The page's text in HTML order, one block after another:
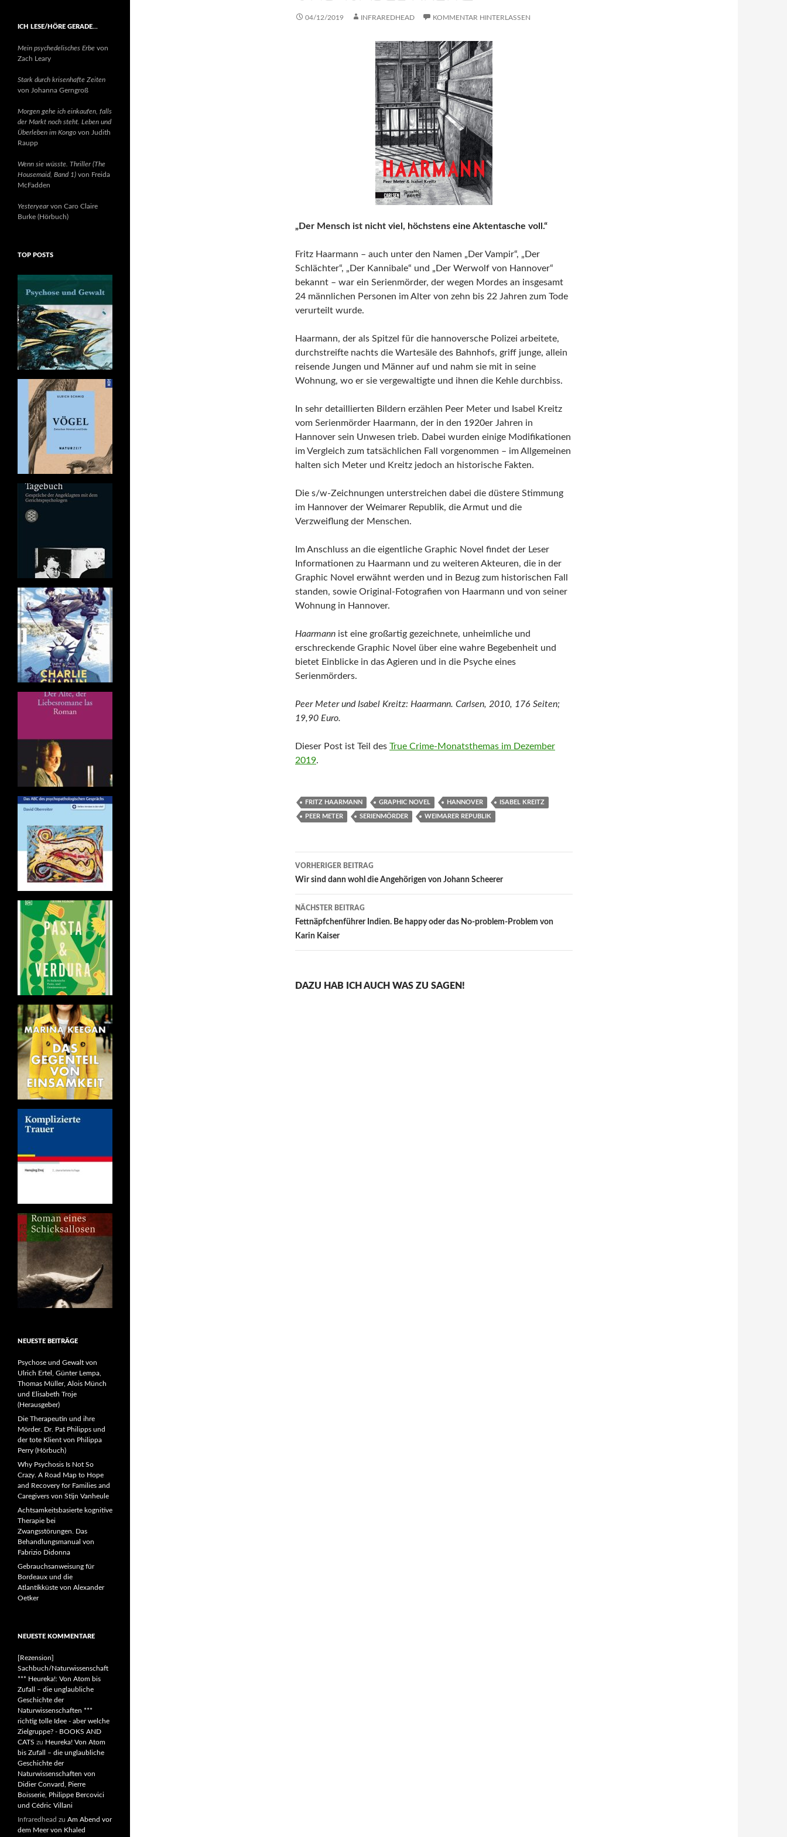
04/12/2019 INFRAREDHEAD KOMMENTAR HINTERLASSEN
„Der Mensch ist nicht viel, höchstens eine Aktentasche voll.“
Fritz Haarmann – auch unter den Namen „Der Vampir“, „Der
Schlächter“, „Der Kannibale“ und „Der Werwolf von Hannover“
bekannt – war ein Serienmörder, der wegen Mordes an insgesamt
24 männlichen Personen im Alter von zehn bis 22 Jahren zum Tode
verurteilt wurde.
Haarmann, der als Spitzel für die hannoversche Polizei arbeitete,
durchstreifte nachts die Wartesäle des Bahnhofs, griff junge, allein
reisende Jungen und Männer auf und nahm sie mit in seine
Wohnung, wo er sie vergewaltigte und ihnen die Kehle durchbiss.
In sehr detaillierten Bildern erzählen Peer Meter und Isabel Kreitz
vom Serienmörder Haarmann, der in den 1920er Jahren in
Hannover sein Unwesen trieb. Dabei wurden einige Modifikationen
im Vergleich zum tatsächlichen Fall vorgenommen – im Allgemeinen
halten sich Meter und Kreitz jedoch an historische Fakten.
Die s/w-Zeichnungen unterstreichen dabei die düstere Stimmung
im Hannover der Weimarer Republik, die Armut und die
Verzweiflung der Menschen.
Im Anschluss an die eigentliche Graphic Novel findet der Leser
Informationen zu Haarmann und zu weiteren Akteuren, die in der
Graphic Novel erwähnt werden und in Bezug zum historischen Fall
standen, sowie Original-Fotografien von Haarmann und von seiner
Wohnung in Hannover.
Haarmann ist eine großartig gezeichnete, unheimliche und
erschreckende Graphic Novel über eine wahre Begebenheit und
bietet Einblicke in das Agieren und in die Psyche eines
Serienmörders.
Peer Meter und Isabel Kreitz: Haarmann. Carlsen, 2010, 176 Seiten;
19,90 Euro.
Dieser Post ist Teil des True Crime-Monatsthemas im Dezember
2019.
FRITZ HAARMANN GRAPHIC NOVEL HANNOVER ISABEL KREITZ
PEER METER SERIENMÖRDER WEIMARER REPUBLIK
Beitragsnavigation
VORHERIGER BEITRAG
Wir sind dann wohl die Angehörigen von Johann Scheerer
NÄCHSTER BEITRAG
Fettnäpfchenführer Indien. Be happy oder das No-problem-Problem von
Karin Kaiser
DAZU HAB ICH AUCH WAS ZU SAGEN!
ICH LESE/HÖRE GERADE…
Mein psychedelisches Erbe von
Zach Leary
Stark durch krisenhafte Zeiten
von Johanna Gerngroß
Morgen gehe ich einkaufen, falls
der Markt noch steht. Leben und
Überleben im Kongo von Judith
Raupp
Wenn sie wüsste. Thriller (The
Housemaid, Band 1) von Freida
McFadden
Yesteryearvon Caro Claire
Burke (Hörbuch)
TOP POSTS
NEUESTE BEITRÄGE
Psychose und Gewalt von
Ulrich Ertel, Günter Lempa,
Thomas Müller, Alois Münch
und Elisabeth Troje
(Herausgeber)
Die Therapeutin und ihre
Mörder. Dr. Pat Philipps und
der tote Klient von Philippa
Perry (Hörbuch)
Why Psychosis Is Not So
Crazy. A Road Map to Hope
and Recovery for Families and
Caregivers von Stijn Vanheule
Achtsamkeitsbasierte kognitive
Therapie bei
Zwangsstörungen. Das
Behandlungsmanual von
Fabrizio Didonna
Gebrauchsanweisung für
Bordeaux und die
Atlantikküste von Alexander
Oetker
NEUESTE KOMMENTARE
[Rezension]
Sachbuch/Naturwissenschaft
*** Heureka!: Von Atom bis
Zufall – die unglaubliche
Geschichte der
Naturwissenschaften ***
richtig tolle Idee - aber welche
Zielgruppe? - BOOKS AND
CATS zu Heureka! Von Atom
bis Zufall – die unglaubliche
Geschichte der
Naturwissenschaften von
Didier Convard, Pierre
Boisserie, Philippe Bercovici
und Cédric Villani
Infraredhead zu Am Abend vor
dem Meer von Khaled